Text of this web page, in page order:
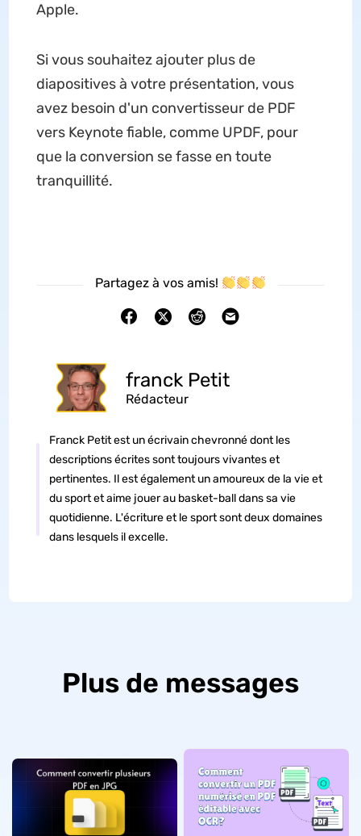
Apple.
Si vous souhaitez ajouter plus de
diapositives à votre présentation, vous
avez besoin d'un convertisseur de PDF
vers Keynote fiable, comme UPDF, pour
que la conversion se fasse en toute
tranquillité.
Partagez à vos amis!
franck Petit
Rédacteur
Franck Petit est un écrivain chevronné dont les
descriptions écrites sont toujours vivantes et
pertinentes. Il est également un amoureux de la vie et
du sport et aime jouer au basket-ball dans sa vie
quotidienne. L'écriture et le sport sont deux domaines
dans lesquels il excelle.
Plus de messages